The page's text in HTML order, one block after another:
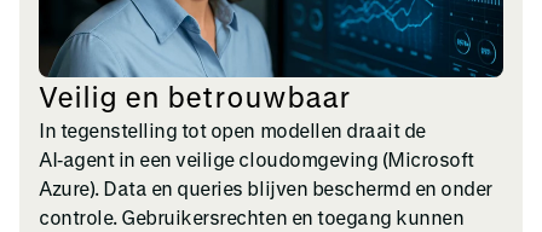
Veilig en betrouwbaar
In tegenstelling tot open modellen draait de
AI‑agent in een veilige cloudomgeving (Microsoft
Azure). Data en queries blijven beschermd en onder
controle. Gebruikersrechten en toegang kunnen